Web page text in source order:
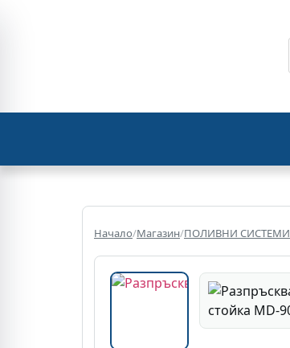
Начало/Магазин/ПОЛИВНИ СИСТЕМИ